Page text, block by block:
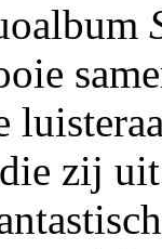
zij